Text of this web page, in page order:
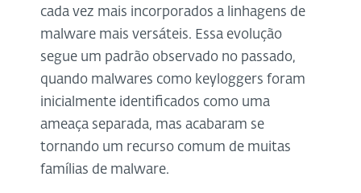
cada vez mais incorporados a linhagens de
malware mais versáteis. Essa evolução
segue um padrão observado no passado,
quando malwares como keyloggers foram
inicialmente identificados como uma
ameaça separada, mas acabaram se
tornando um recurso comum de muitas
famílias de malware.